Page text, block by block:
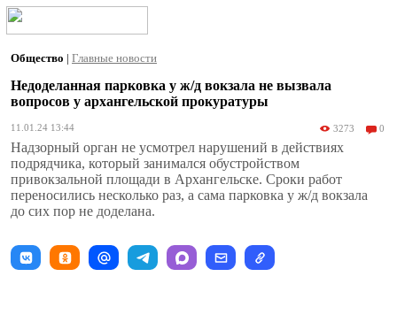
Общество | Главные новости
Недоделанная парковка у ж/д вокзала не вызвала
вопросов у архангельской прокуратуры
11.01.24 13:44 3273 0
Надзорный орган не усмотрел нарушений в действиях
подрядчика, который занимался обустройством
привокзальной площади в Архангельске. Сроки работ
переносились несколько раз, а сама парковка у ж/д вокзала
до сих пор не доделана.